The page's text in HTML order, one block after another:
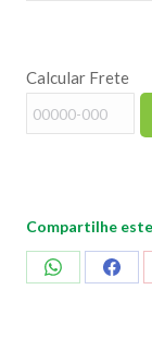
Calcular Frete
Compartilhe
Compartilhar